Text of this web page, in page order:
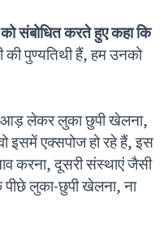
संबोधित करते हुए कहा कि
की पुण्यतिथी हैं, हम उनको
लेकर लुका छुपी खेलना,
इसमें एक्सपोज हो रहे हैं, इस
करना, दूसरी संस्थाएं जैसी
लुका-छुपी खेलना, ना